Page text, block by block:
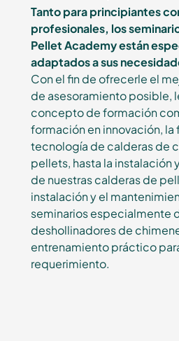
Tanto para principiantes
profesionales, los
Pellet Academy están
adaptados a sus
Con el fin de ofrecerle el
de asesoramiento posible,
concepto de formación
formación en innovación, la
tecnología de calderas de
pellets, hasta la instalación
de nuestras calderas de
instalación y el
seminarios especialmente
deshollinadores de
entrenamiento práctico
requerimiento.